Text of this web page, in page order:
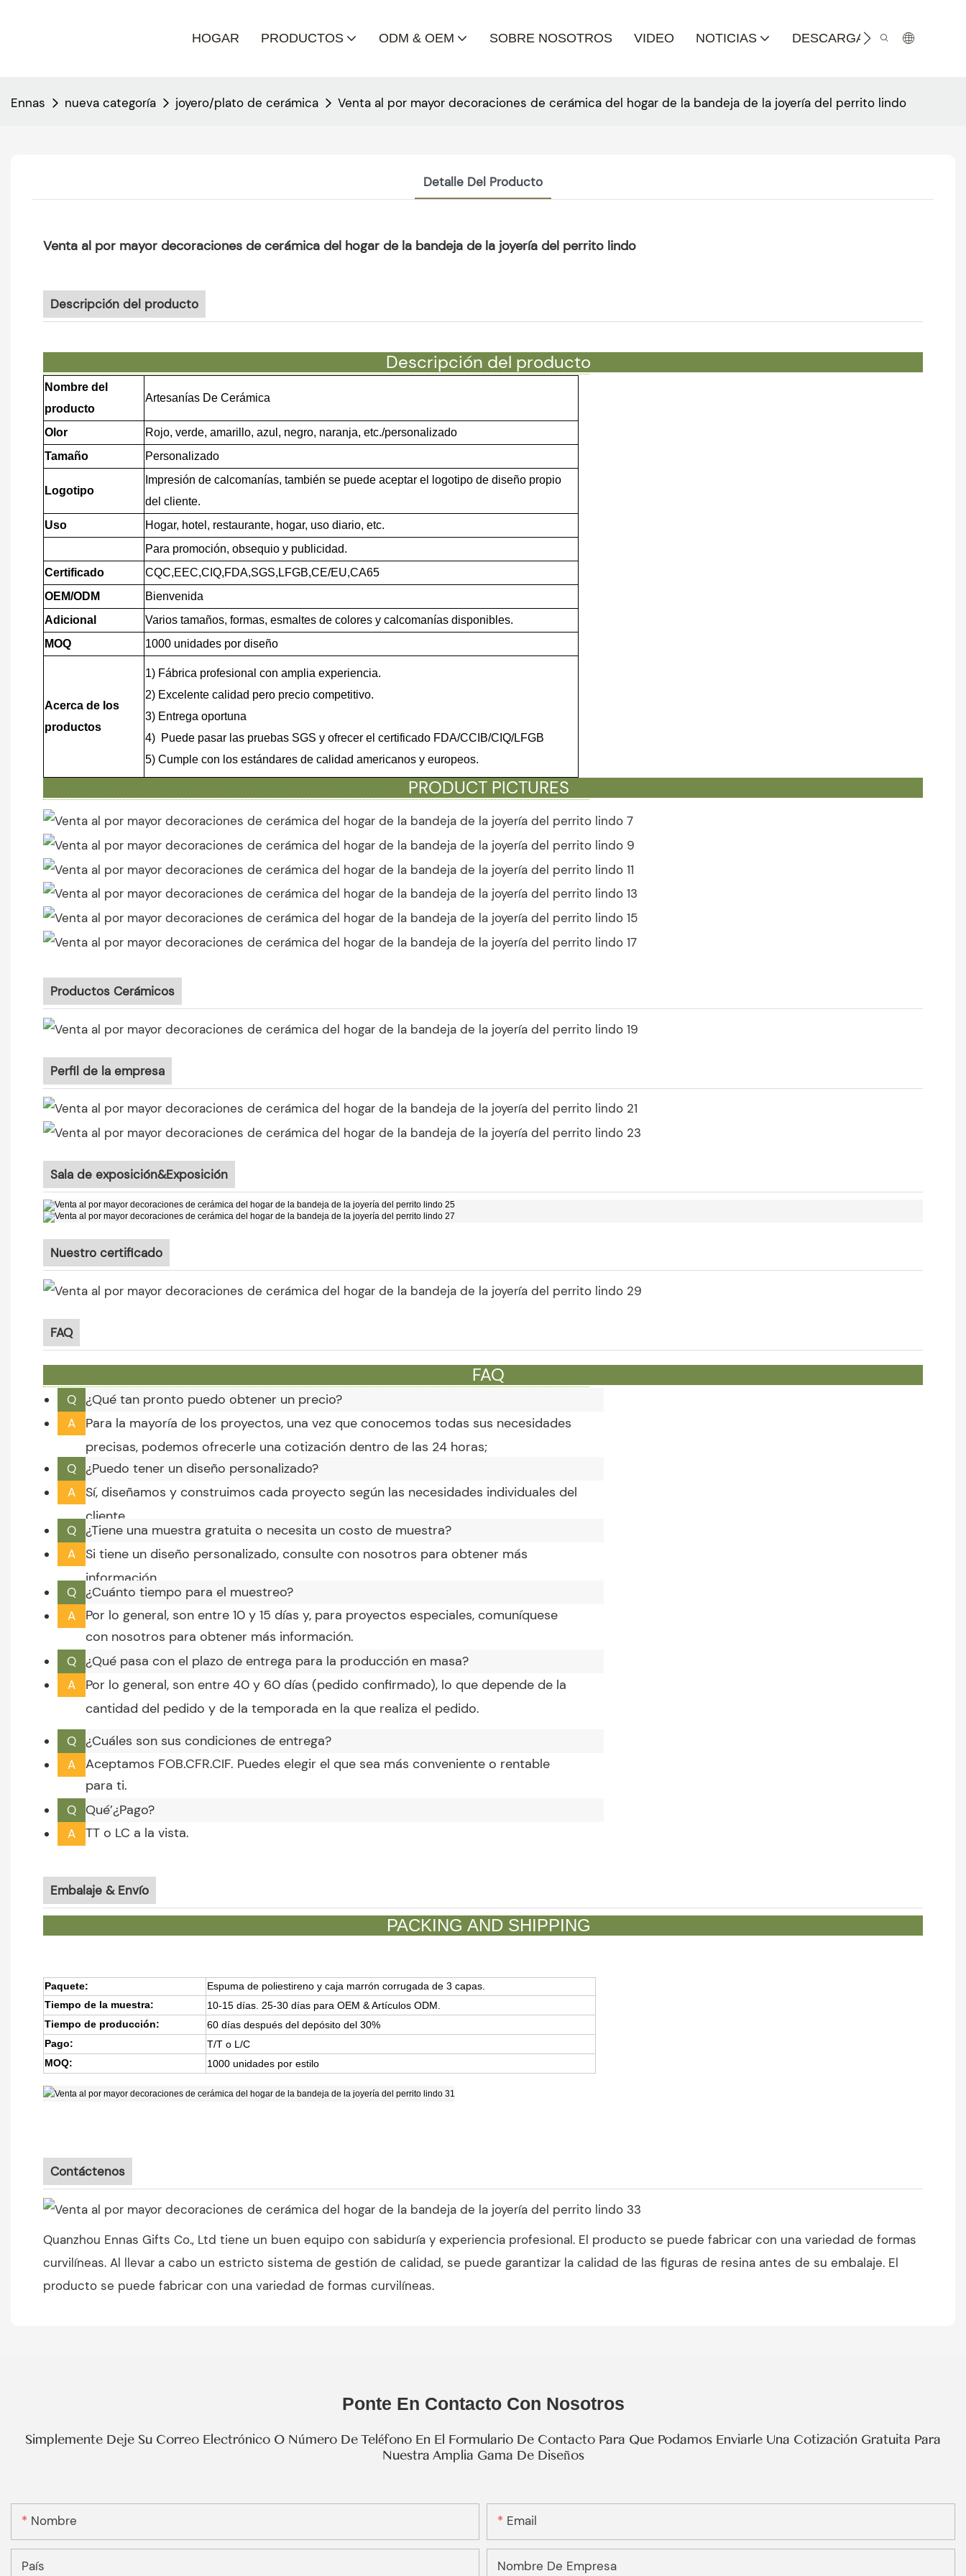
HOGAR PRODUCTOS ODM & OEM SOBRE NOSOTROS VIDEO NOTICIAS DESCARGA DE CATÁLOGO
Ennas nueva categoría joyero/plato de cerámica Venta al por mayor decoraciones de cerámica del hogar de la bandeja de la joyería del perrito lindo
Detalle Del Producto
Venta al por mayor decoraciones de cerámica del hogar de la bandeja de la joyería del perrito lindo
Descripción del producto
Descripción del producto
Nombre del
producto
Artesanías De Cerámica
Olor
Rojo, verde, amarillo, azul, negro, naranja, etc./personalizado
Tamaño
Personalizado
Logotipo
Impresión de calcomanías, también se puede aceptar el logotipo de diseño propio
del cliente.
Uso
Hogar, hotel, restaurante, hogar, uso diario, etc.
Para promoción, obsequio y publicidad.
Certificado
CQC,EEC,CIQ,FDA,SGS,LFGB,CE/EU,CA65
OEM/ODM
Bienvenida
Adicional
Varios tamaños, formas, esmaltes de colores y calcomanías disponibles.
MOQ
1000 unidades por diseño
Acerca de los
productos
1) Fábrica profesional con amplia experiencia.
2) Excelente calidad pero precio competitivo.
3) Entrega oportuna
4) Puede pasar las pruebas SGS y ofrecer el certificado FDA/CCIB/CIQ/LFGB
5) Cumple con los estándares de calidad americanos y europeos.
PRODUCT PICTURES
Productos Cerámicos
Perfil de la empresa
Sala de exposición&Exposición
Nuestro certificado
FAQ
FAQ
Q ¿Qué tan pronto puedo obtener un precio?
A
Para la mayoría de los proyectos, una vez que conocemos todas sus necesidades
precisas, podemos ofrecerle una cotización dentro de las 24 horas;
Q ¿Puedo tener un diseño personalizado?
A
Sí, diseñamos y construimos cada proyecto según las necesidades individuales del
cliente.
Q ¿Tiene una muestra gratuita o necesita un costo de muestra?
A
Si tiene un diseño personalizado, consulte con nosotros para obtener más
información.
Q ¿Cuánto tiempo para el muestreo?
A
Por lo general, son entre 10 y 15 días y, para proyectos especiales, comuníquese
con nosotros para obtener más información.
Q ¿Qué pasa con el plazo de entrega para la producción en masa?
A
Por lo general, son entre 40 y 60 días (pedido confirmado), lo que depende de la
cantidad del pedido y de la temporada en la que realiza el pedido.
Q ¿Cuáles son sus condiciones de entrega?
A
Aceptamos FOB.CFR.CIF. Puedes elegir el que sea más conveniente o rentable
para ti.
Q Qué’¿Pago?
A TT o LC a la vista.
Embalaje & Envío
PACKING AND SHIPPING
Paquete:
Espuma de poliestireno y caja marrón corrugada de 3 capas.
Tiempo de la muestra:
10-15 días. 25-30 días para OEM & Artículos ODM.
Tiempo de producción:
60 días después del depósito del 30%
Pago:
T/T o L/C
MOQ:
1000 unidades por estilo
Contáctenos
Quanzhou Ennas Gifts Co., Ltd tiene un buen equipo con sabiduría y experiencia profesional. El producto se puede fabricar con una variedad de formas
curvilíneas. Al llevar a cabo un estricto sistema de gestión de calidad, se puede garantizar la calidad de las figuras de resina antes de su embalaje. El
producto se puede fabricar con una variedad de formas curvilíneas.
Ponte En Contacto Con Nosotros
Simplemente Deje Su Correo Electrónico O Número De Teléfono En El Formulario De Contacto Para Que Podamos Enviarle Una Cotización Gratuita Para
Nuestra Amplia Gama De Diseños
Nombre Email
País Nombre De Empresa